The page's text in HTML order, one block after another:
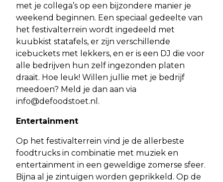
met je collega’s op een bijzondere manier je
weekend beginnen. Een speciaal gedeelte van
het festivalterrein wordt ingedeeld met
kuubkist statafels, er zijn verschillende
icebuckets met lekkers, en er is een DJ die voor
alle bedrijven hun zelf ingezonden platen
draait. Hoe leuk! Willen jullie met je bedrijf
meedoen? Meld je dan aan via
info@defoodstoet.nl .
Entertainment
Op het festivalterrein vind je de allerbeste
foodtrucks in combinatie met muziek en
entertainment in een geweldige zomerse sfeer.
Bijna al je zintuigen worden geprikkeld. Op de